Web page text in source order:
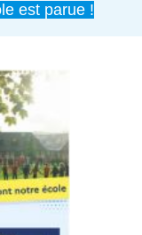
est parue !